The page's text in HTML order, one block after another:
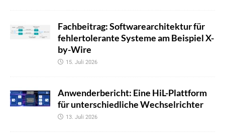
Fachbeitrag: Softwarearchitektur für
fehlertolerante Systeme am Beispiel X-
by-Wire
15. Juli 2026
Anwenderbericht: Eine HiL-Plattform
für unterschiedliche Wechselrichter
13. Juli 2026